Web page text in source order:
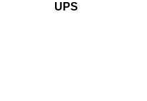
UPS